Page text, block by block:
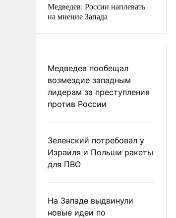
Медведев: России наплевать
на мнение Запада
Медведев пообещал
возмездие западным
лидерам за преступления
против России
Зеленский потребовал у
Израиля и Польши ракеты
для ПВО
На Западе выдвинули
новые идеи по